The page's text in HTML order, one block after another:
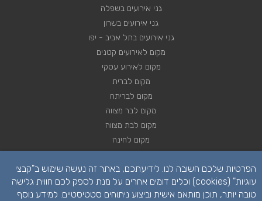
גני אירועים בשפלה
גני אירועים בשרון
גני אירועים בתל אביב - יפו
מקום לאירועים קטנים
מקום לאירוע עסקי
מקום לברית
מקום לבריתה
מקום לבר מצווה
מקום לבת מצווה
מקום לחינה
מקום לכנסים
הפרטיות שלכם חשובה לנו. לידיעתכם, באתר זה נעשה שימוש ב"קבצי
עוגיות" (cookies) וכלים דומים אחרים על מנת לספק לכם חווית גלישה
טובה יותר, תוכן מותאם אישית וביצוע ניתוחים סטטיסטיים. למידע נוסף